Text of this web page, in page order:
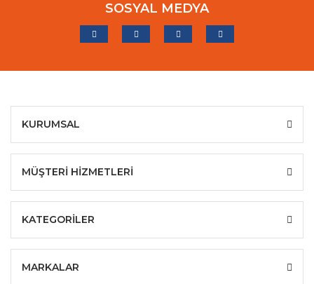
SOSYAL MEDYA
KURUMSAL
MÜŞTERİ HİZMETLERİ
KATEGORİLER
MARKALAR